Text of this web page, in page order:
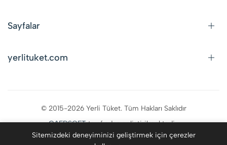
Sayfalar
yerlituket.com
© 2015-2026 Yerli Tüket. Tüm Hakları Saklıdır
CAFDSOFTtarafından geliştirilmektedir.
Sitemizdeki deneyiminizi geliştirmek için çerezler